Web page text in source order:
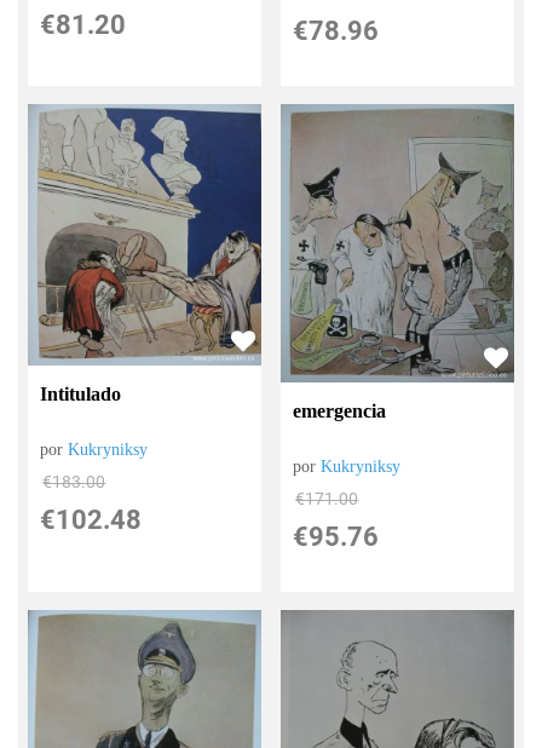
€81.20 €78.96
Intitulado
porKukryniksy
€183.00
€102.48
emergencia
porKukryniksy
€171.00
€95.76